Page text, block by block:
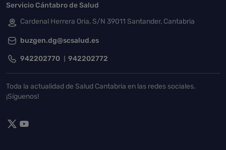
Servicio Cántabro de Salud
Cardenal Herrera Oria, S/N 39011 Santander, Cantabria
buzgen.dg@scsalud.es
942202770 942202772
Toda la actualidad de Salud Cantabria en las redes sociales.
¡Síguenos!